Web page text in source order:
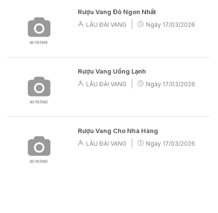
Rượu Vang Đỏ Ngon Nhất
LÂU ĐÀI VANG Ngày 17/03/2026
Rượu Vang Uống Lạnh
LÂU ĐÀI VANG Ngày 17/03/2026
Rượu Vang Cho Nhà Hàng
LÂU ĐÀI VANG Ngày 17/03/2026